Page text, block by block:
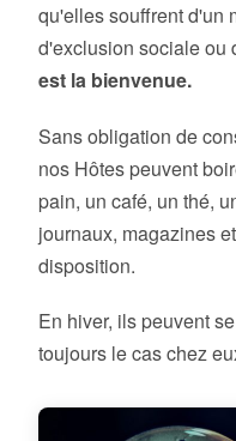
qu'elles souffrent d'un
d'exclusion sociale ou
est la bienvenue.
Sans obligation de
nos Hôtes peuvent
pain, un café, un thé,
journaux, magazines
disposition.
En hiver, ils peuvent
toujours le cas chez